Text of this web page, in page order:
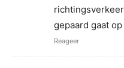
gepaard gaat
Reageer